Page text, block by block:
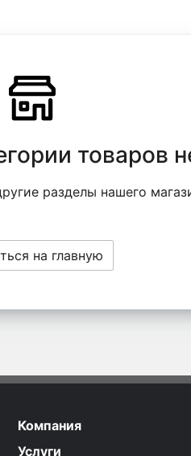
товаров
разделы нашего
на главную
Компания
Услуги